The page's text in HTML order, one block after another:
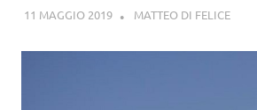
11 MAGGIO 2019 MATTEO DI FELICE